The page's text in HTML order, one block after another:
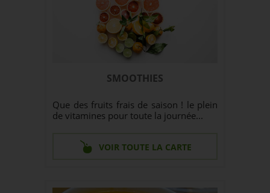
SMOOTHIES
Que des fruits frais de saison ! le plein
de vitamines pour toute la journée...
VOIR TOUTE LA CARTE